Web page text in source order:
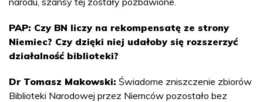
PAP: Czy BN liczy na rekompensatę ze strony
Niemiec? Czy dzięki niej udałoby się rozszerzyć
działalność biblioteki?
Dr Tomasz Makowski: Świadome zniszczenie zbiorów
Biblioteki Narodowej przez Niemców pozostało bez